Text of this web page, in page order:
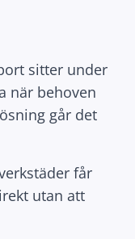
sitter under
när behoven
går det
får
utan att